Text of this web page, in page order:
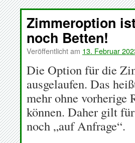
Zimmeroption
noch Betten!
Veröffentlicht am 13. Februar
Die Option für die
ausgelaufen. Das
mehr ohne vorherige
können. Daher gilt
noch „auf Anfrage“.